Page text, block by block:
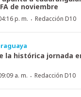
de noviembre
p. m. · Redacción D10
la histórica jornada
a. m. · Redacción D10